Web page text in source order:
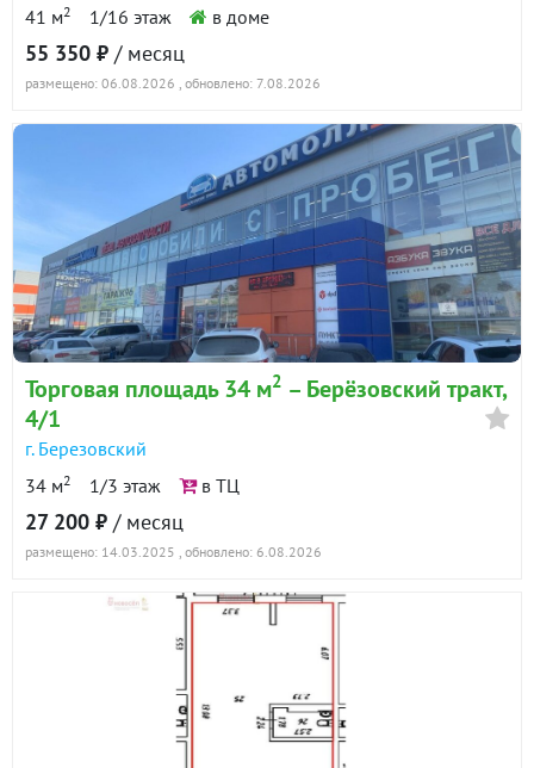
41 м2 1/16 этаж в доме
55 350 ₽ / месяц
размещено: 06.08.2026 , обновлено: 7.08.2026
Торговая площадь 34 м2 – Берёзовский тракт,
4/1
г. Березовский
34 м2 1/3 этаж в ТЦ
27 200 ₽ / месяц
размещено: 14.03.2025 , обновлено: 6.08.2026